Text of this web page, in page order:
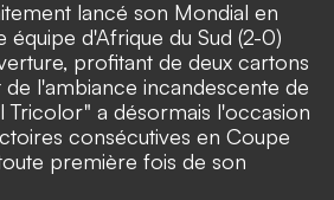
lancé son Mondial en
équipe d'Afrique du Sud (2-0)
profitant de deux cartons
l'ambiance incandescente de
Tricolor" a désormais l'occasion
consécutives en Coupe
première fois de son